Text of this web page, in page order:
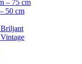
– 75 cm
50 cm
Briljant